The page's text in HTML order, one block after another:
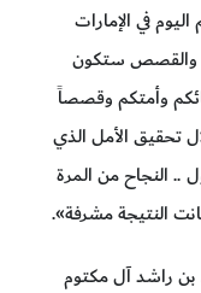
في الإمارات
والقصص ستكون
وأمتكم وقصصاً
تحقيق الأمل الذي
.. النجاح من المرة
النتيجة مشرفة».
راشد آل مكتوم